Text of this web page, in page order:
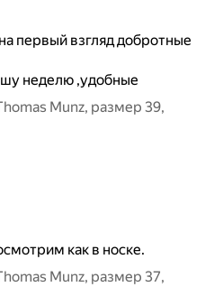
первый взгляд добротные
неделю ,удобные
Munz, размер 39,
как в носке.
Munz, размер 37,